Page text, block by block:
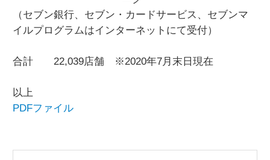
（セブン銀行、セブン・カードサービス、セブンマ
イルプログラムはインターネットにて受付）
合計 22,039店舗 ※2020年7月末日現在
以上
PDFファイル